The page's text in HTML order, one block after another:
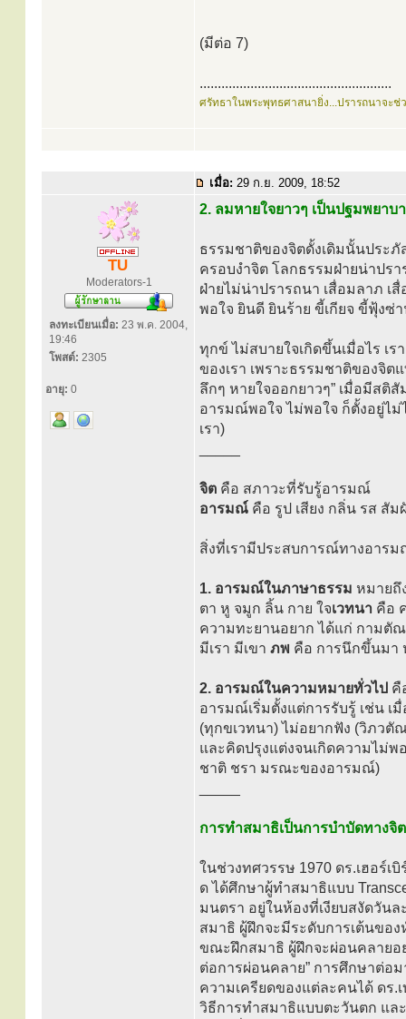
(มีต่อ 7)
.....................................................
ศรัทธาในพระพุทธศาสนายิ่ง...ปรารถนาจะ
เมื่อ: 29 ก.ย. 2009, 18:52
TU
Moderators-1
ลงทะเบียนเมื่อ: 23 พ.ค. 2004,
19:46
โพสต์: 2305
อายุ: 0
2. ลมหายใจยาวๆ เป็นปฐมพยาบ
ธรรมชาติของจิตดั้งเดิมนั้นประภั
ครอบงำจิต โลกธรรมฝ่ายน่าปร
ฝ่ายไม่น่าปรารถนา เสื่อมลาภ
พอใจ ยินดี ยินร้าย ขี้เกียจ ขี้ฟุ้งซ่
ทุกข์ ไม่สบายใจเกิดขึ้นเมื่อไร เ
ของเรา เพราะธรรมชาติของจิต
ลึกๆ หายใจออกยาวๆ” เมื่อมีส
อารมณ์พอใจ ไม่พอใจ ก็ตั้งอยู่ไม่
เรา)
จิต คือ สภาวะที่รับรู้อารมณ์
อารมณ์ คือ รูป เสียง กลิ่น รส สั
สิ่งที่เรามีประสบการณ์ทางอาร
1. อารมณ์ในภาษาธรรม หมายถึ
ตา หู จมูก ลิ้น กาย ใจเวทนา คือ
ความทะยานอยาก ได้แก่ กาม
มีเรา มีเขา ภพ คือ การนึกขึ้นมา
2. อารมณ์ในความหมายทั่วไป คื
อารมณ์เริ่มตั้งแต่การรับรู้ เช่น เ
(ทุกขเวทนา) ไม่อยากฟัง (วิภว
และคิดปรุงแต่งจนเกิดความไม่พ
ชาติ ชรา มรณะของอารมณ์)
การทำสมาธิเป็นการบำบัดทางจิต
ในช่วงทศวรรษ 1970 ดร.เฮอร์
ด ได้ศึกษาผู้ทำสมาธิแบบ
มนตรา อยู่ในห้องที่เงียบสงัดวันล
สมาธิ ผู้ฝึกจะมีระดับการเต้นขอ
ขณะฝึกสมาธิ ผู้ฝึกจะผ่อนคลายอ
ต่อการผ่อนคลาย” การศึกษาต่อ
ความเครียดของแต่ละคนได้ ดร.
วิธีการทำสมาธิแบบตะวันตก แล